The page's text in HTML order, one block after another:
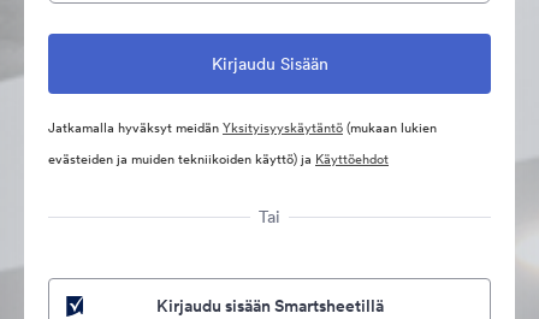
Jatkamalla hyväksyt meidänYksityisyyskäytäntö(mukaan lukien
evästeiden ja muiden tekniikoiden käyttö) ja Käyttöehdot
Tai
Kirjaudu sisään Smartsheetillä